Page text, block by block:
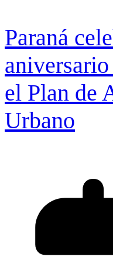
Paraná
el Plan de
Urbano